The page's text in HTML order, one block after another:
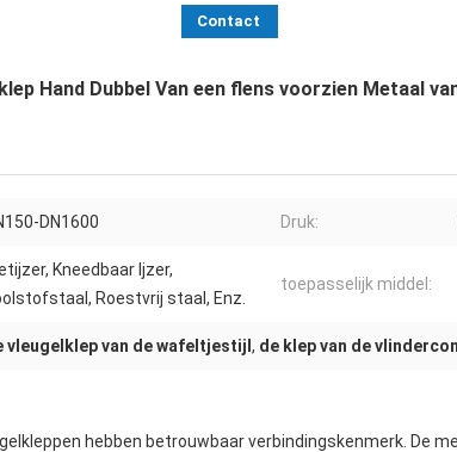
Contact
Hand Dubbel Van een flens voorzien Metaal
DN1600 Druk:
Kneedbaar Ijzer,
Roestvrij staal, Enz.
toepasselijk middel:
vleugelklep van de wafeltjestijl , de klep van de
hebben betrouwbaar verbindingskenmerk. De